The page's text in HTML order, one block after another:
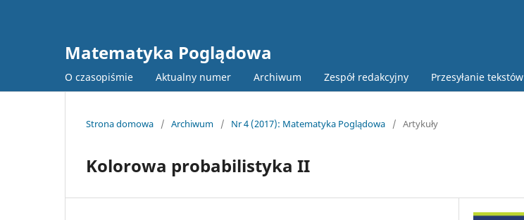
Matematyka Poglądowa
O czasopiśmie Aktualny numer Archiwum Zespół redakcyjny Przesyłanie tekstów
Strona domowa / Archiwum / Nr 4 (2017): Matematyka Poglądowa / Artykuły
Kolorowa probabilistyka II